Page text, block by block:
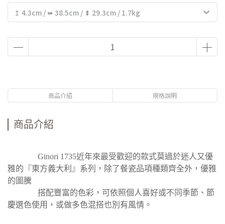
↥ 4.3cm / ⬌ 38.5cm / ⬍ 29.3cm / 1.7kg
商品介紹 規格說明
商品介紹
Ginori 1735近年來最受歡迎的款式莫過於迷人又優
雅的『東方義大利』系列，除了餐瓷品項種類齊全外，優雅
的圖騰
搭配豐富的色彩，可依照個人喜好或不同季節、節
慶選色使用，或做多色混搭也別有風情。